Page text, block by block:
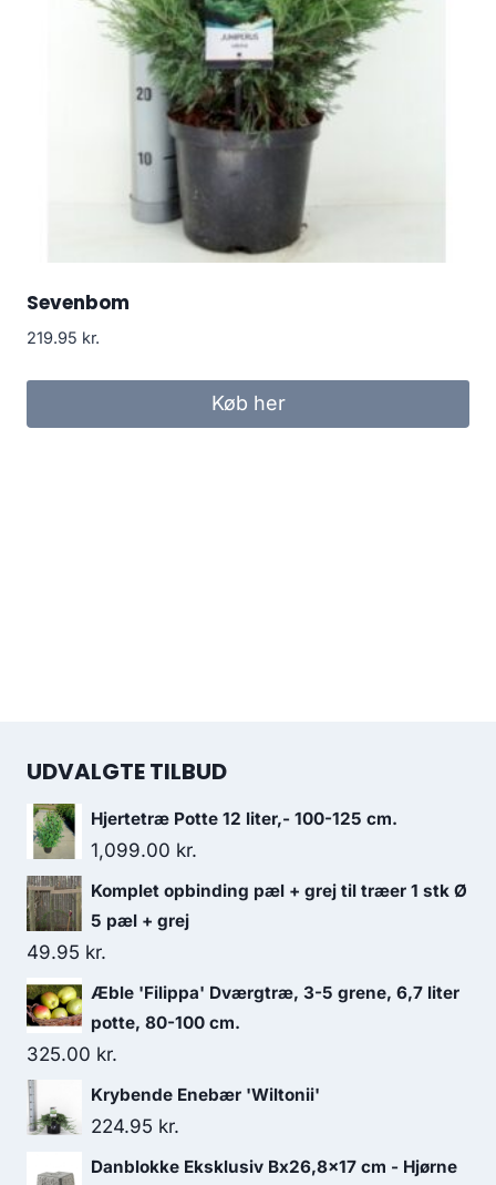
Sevenbom
219.95 kr.
Køb her
UDVALGTE TILBUD
Hjertetræ Potte 12 liter,- 100-125 cm.
1,099.00 kr.
Komplet opbinding pæl + grej til træer 1 stk Ø
5 pæl + grej
49.95 kr.
Æble 'Filippa' Dværgtræ, 3-5 grene, 6,7 liter
potte, 80-100 cm.
325.00 kr.
Krybende Enebær 'Wiltonii'
224.95 kr.
Danblokke Eksklusiv Bx26,8x17 cm - Hjørne